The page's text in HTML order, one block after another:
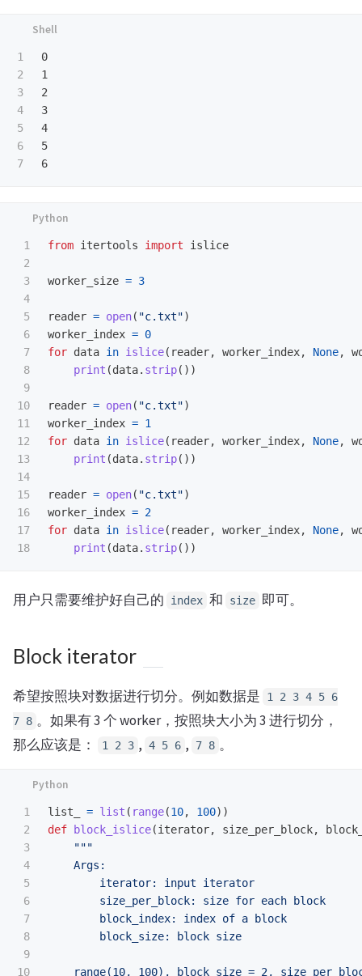
1
2
3
4
5
6
0
1
2
3
4
5
1
2
3
4
5
6
7
8
9
10
11
12
13
14
15
16
17
from itertools import islice
worker_size = 3
reader = open( "c.txt")
worker_index = 0
for data in islice( reader, worker_index, None,
print (data. strip())
reader = open( "c.txt")
worker_index = 1
for data in islice( reader, worker_index, None,
print (data. strip())
reader = open( "c.txt")
worker_index = 2
for data in islice( reader, worker_index, None,
print (data. strip())
用户只需要维护好自己的 index 和 size 即可。
Block iterator
希望按照块对数据进行切分。例如数据是
1 2 3 4 5 6
7 8 。如果有 3 个 worker，按照块大小为 3 进行切分，
那么应该是：
1 2 3 , 4 5 6 , 7 8 。
1
2
3
4
5
6
7
8
9
10
list_ = list ( range(10, 100))
def
block_islice(iterator, size_per_block,
"""
    Args:
        iterator: input iterator
        size_per_block: size for each block
        block_index: index of a block
        block_size: block size
range(10, 100), block_size = 2,